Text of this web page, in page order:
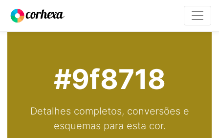
#9f8718
Detalhes completos, conversões e
esquemas para esta cor.